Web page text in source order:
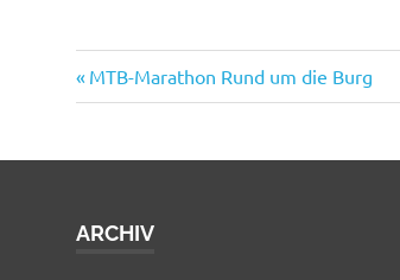
Beitragsnavigation
Vorheriger
Beitrag:
MTB-Marathon Rund um die Burg
ARCHIV